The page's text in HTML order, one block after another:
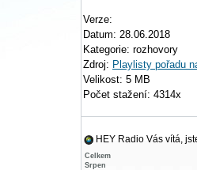
Verze:
Datum: 28.06.2018
Kategorie: rozhovory
Zdroj: Playlisty pořadu
Velikost: 5 MB
Počet stažení: 4314x
HEY Radio Vás vítá,
Celkem
Srpen